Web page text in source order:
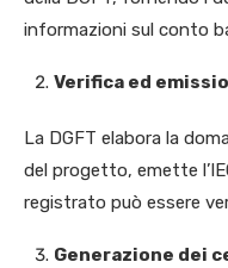
informazioni sul conto
Verifica ed
La DGFT elabora la
del progetto, emette
registrato può essere
Generazione dei